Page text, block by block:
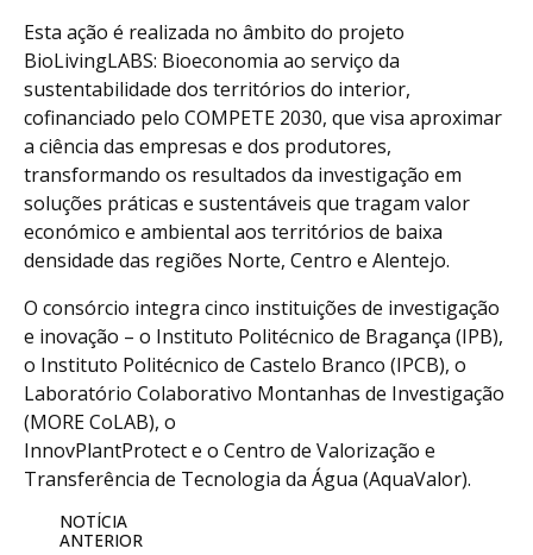
Esta ação é realizada no âmbito do projeto
BioLivingLABS: Bioeconomia ao serviço da
sustentabilidade dos territórios do interior,
cofinanciado pelo COMPETE 2030, que visa aproximar
a ciência das empresas e dos produtores,
transformando os resultados da investigação em
soluções práticas e sustentáveis que tragam valor
económico e ambiental aos territórios de baixa
densidade das regiões Norte, Centro e Alentejo.
O consórcio integra cinco instituições de investigação
e inovação – o Instituto Politécnico de Bragança (IPB),
o Instituto Politécnico de Castelo Branco (IPCB), o
Laboratório Colaborativo Montanhas de Investigação
(MORE CoLAB), o
InnovPlantProtect e o Centro de Valorização e
Transferência de Tecnologia da Água (AquaValor).
NOTÍCIA
ANTERIOR